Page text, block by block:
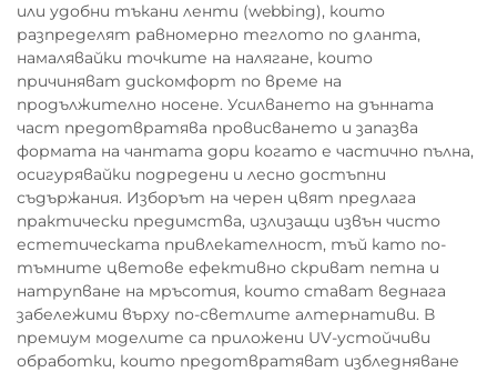
или удобни тъкани ленти (webbing), които
разпределят равномерно теглото по дланта,
намалявайки точките на налягане, които
причиняват дискомфорт по време на
продължително носене. Усилването на дънната
част предотвратява провисването и запазва
формата на чантата дори когато е частично пълна,
осигурявайки подредени и лесно достъпни
съдържания. Изборът на черен цвят предлага
практически предимства, излизащи извън чисто
естетическата привлекателност, тъй като по-
тъмните цветове ефективно скриват петна и
натрупване на мръсотия, които стават веднага
забележими върху по-светлите алтернативи. В
премиум моделите са приложени UV-устойчиви
обработки, които предотвратяват избледняване